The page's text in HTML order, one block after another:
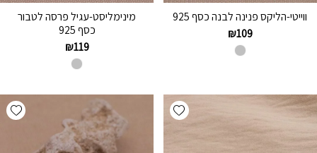
ווייטי-הליקס פנינה לבנה כסף 925
₪109
מינימליסט-עגיל פרסה לטבור
כסף 925
₪119
Add wishlist